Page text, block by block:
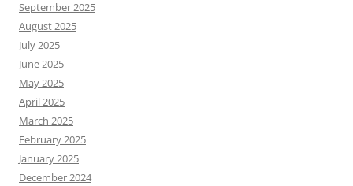
September 2025
August 2025
July 2025
June 2025
May 2025
April 2025
March 2025
February 2025
January 2025
December 2024